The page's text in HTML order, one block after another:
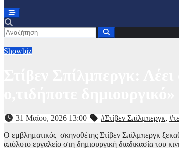
Showbiz
31 Μαΐου, 2026 13:00 #Στίβεν Σπίλμπεργκ,
Ο εμβληματικός σκηνοθέτης Στίβεν Σπίλμπεργκ
απόλυτο εργαλείο στη δημιουργική διαδικασία του